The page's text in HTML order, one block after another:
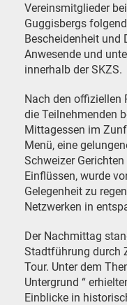
Vereinsmitglieder
Guggisbergs
Bescheidenheit und
Anwesende und
innerhalb der SKZS.
Nach den offiziellen
die Teilnehmenden
Mittagessen im
Menü, eine
Schweizer
Einflüssen, wurde
Gelegenheit zu
Netzwerken in
Der Nachmittag
Stadtführung durch
Tour. Unter dem
Untergrund “
Einblicke in